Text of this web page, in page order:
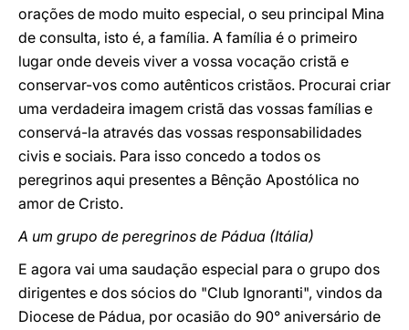
orações de modo muito especial, o seu principal Mina
de consulta, isto é, a família. A família é o primeiro
lugar onde deveis viver a vossa vocação cristã e
conservar-vos como autênticos cristãos. Procurai criar
uma verdadeira imagem cristã das vossas famílias e
conservá-la através das vossas responsabilidades
civis e sociais. Para isso concedo a todos os
peregrinos aqui presentes a Bênção Apostólica no
amor de Cristo.
A um grupo de peregrinos de Pádua (Itália)
E agora vai uma saudação especial para o grupo dos
dirigentes e dos sócios do "Club Ignoranti", vindos da
Diocese de Pádua, por ocasião do 90° aniversário de